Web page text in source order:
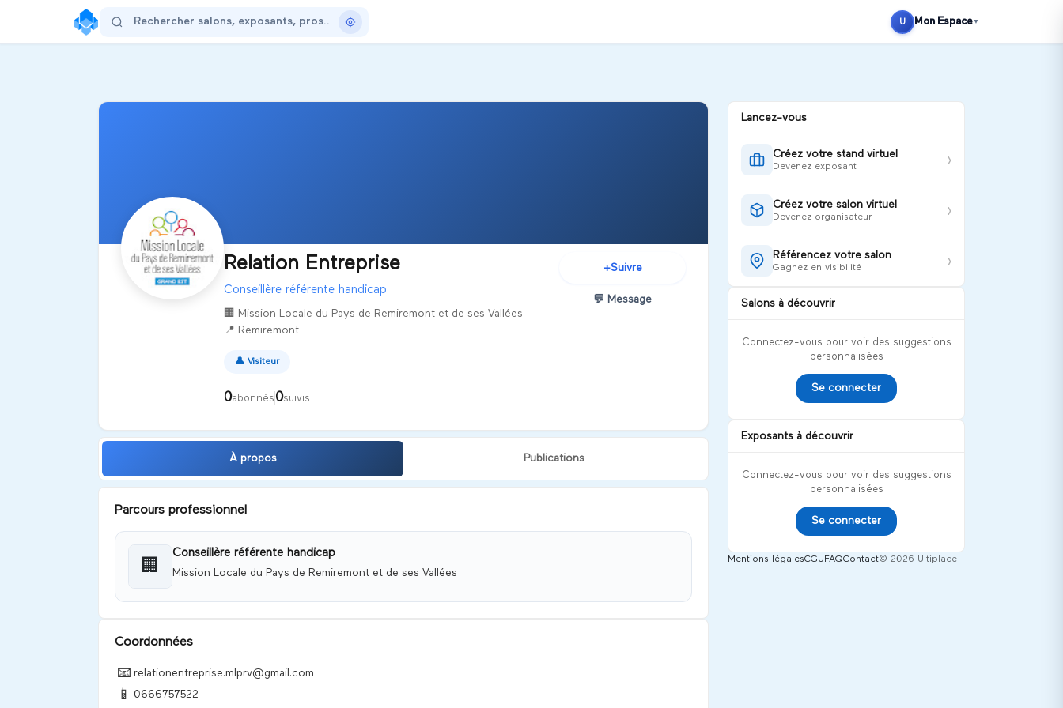
S'inscrire
U Mon Espace ▼
Relation Entreprise
Conseillère référente handicap
🏢
Mission Locale du Pays de Remiremont et de ses Vallées
📍 Remiremont
👤 Visiteur
0abonnés 0suivis
+Suivre
💬 Message
À propos Publications
Parcours professionnel
🏢
Conseillère référente handicap
Mission Locale du Pays de Remiremont et de ses Vallées
Coordonnées
📧 relationentreprise.mlprv@gmail.com
📱 0666757522
Lancez-vous
Créez votre stand virtuel
Devenez exposant ›
Créez votre salon virtuel
Devenez organisateur ›
Référencez votre salon
Gagnez en visibilité ›
Salons à découvrir
Connectez-vous pour voir des suggestions
personnalisées
Se connecter
Exposants à découvrir
Connectez-vous pour voir des suggestions
personnalisées
Se connecter
Mentions légalesCGU FAQContact© 2026 Ultiplace